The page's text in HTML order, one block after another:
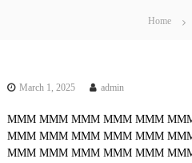
Home
March 1, 2025 admin
MMM MMM MMM MMM MMM
MMM MMM MMM MMM MMM
MMM MMM MMM MMM MMM